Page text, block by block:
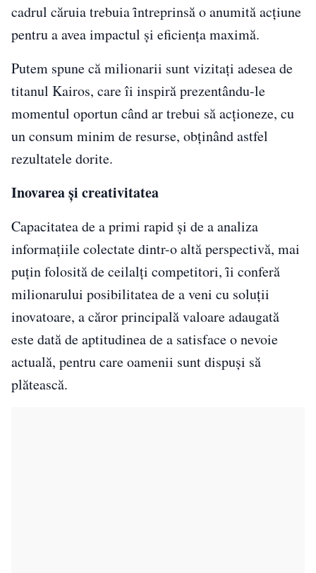
cadrul căruia trebuia ȋntreprinsă o anumită acțiune
pentru a avea impactul și eficiența maximă.
Putem spune că milionarii sunt vizitați adesea de
titanul Kairos, care îi inspiră prezentându-le
momentul oportun când ar trebui să acționeze, cu
un consum minim de resurse, obținând astfel
rezultatele dorite.
Inovarea și creativitatea
Capacitatea de a primi rapid și de a analiza
informațiile colectate dintr-o altă perspectivă, mai
puțin folosită de ceilalți competitori, ȋi conferă
milionarului posibilitatea de a veni cu soluții
inovatoare, a căror principală valoare adaugată
este dată de aptitudinea de a satisface o nevoie
actuală, pentru care oamenii sunt dispuși să
plătească.